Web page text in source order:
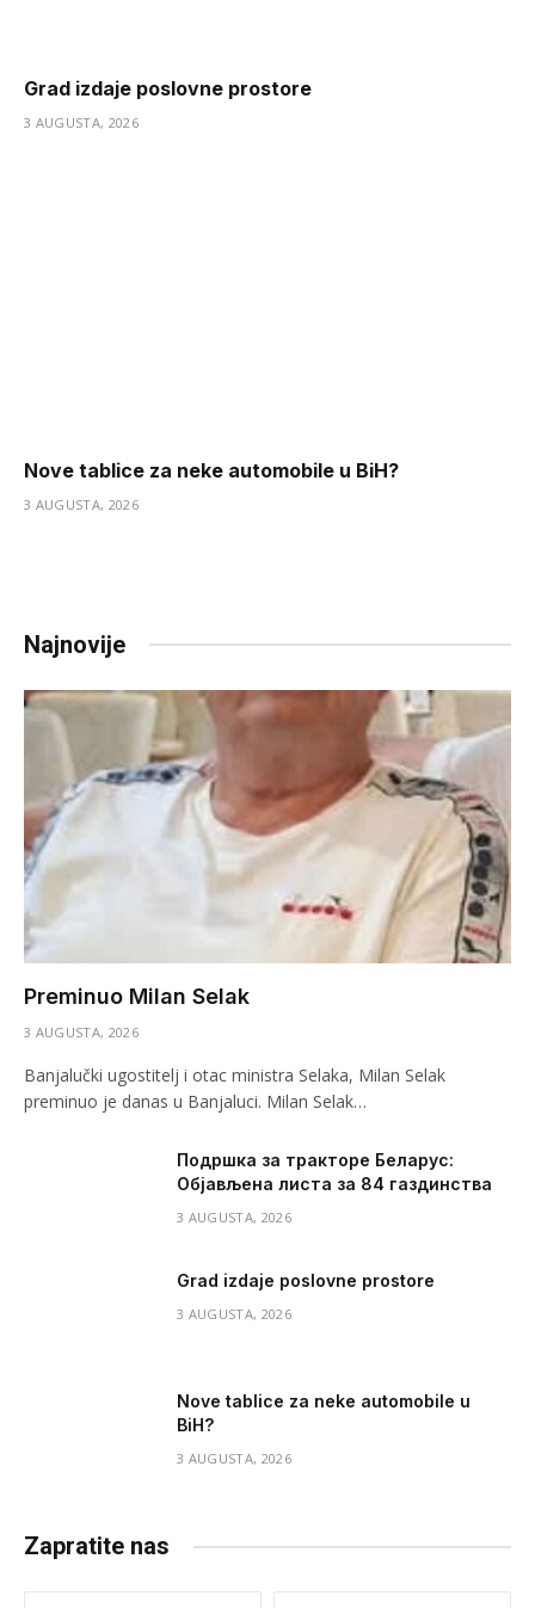
Grad izdaje poslovne prostore
3 AUGUSTA, 2026
Nove tablice za neke automobile u BiH?
3 AUGUSTA, 2026
Najnovije
Preminuo Milan Selak
3 AUGUSTA, 2026
Banjalučki ugostitelj i otac ministra Selaka, Milan Selak
preminuo je danas u Banjaluci. Milan Selak…
Подршка за тракторе Беларус:
Објављена листа за 84 газдинства
3 AUGUSTA, 2026
Grad izdaje poslovne prostore
3 AUGUSTA, 2026
Nove tablice za neke automobile u
BiH?
3 AUGUSTA, 2026
Zapratite nas